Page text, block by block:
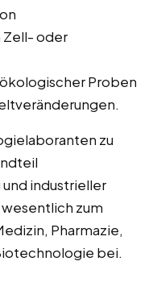
Zell- oder
Proben
zu
industrieller
zum
Pharmazie,
bei.